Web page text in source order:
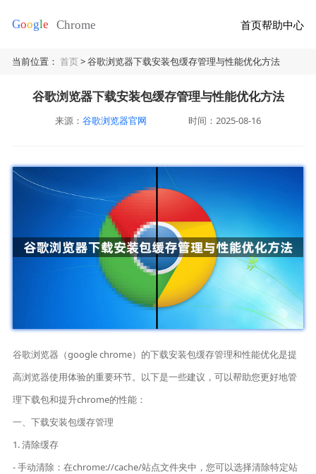
首页帮助中心
当前位置：首页> 谷歌浏览器下载安装包缓存管理与性能优化方法
谷歌浏览器下载安装包缓存管理与性能优化方法
来源： 谷歌浏览器官网 时间：2025-08-16
谷歌浏览器（google chrome）的下载安装包缓存管理和性能优化是提
高浏览器使用体验的重要环节。以下是一些建议，可以帮助您更好地管
理下载包和提升chrome的性能：
一、下载安装包缓存管理
1. 清除缓存
- 手动清除：在chrome://cache/站点文件夹中，您可以选择清除特定站